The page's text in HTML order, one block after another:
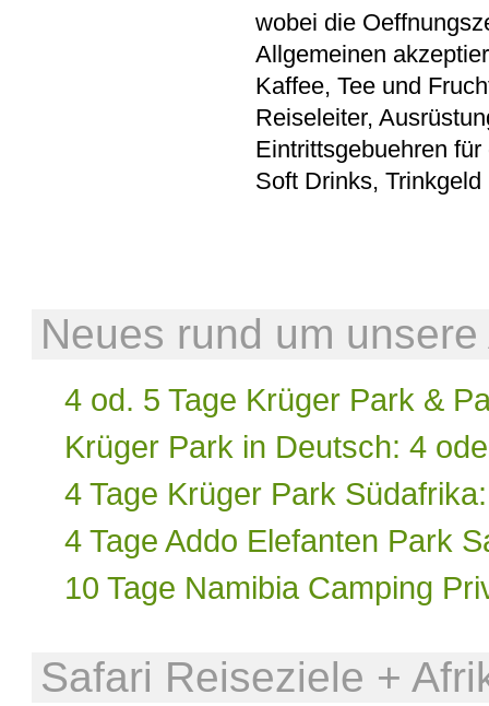
wobei die
Allgemeinen
Kaffee, Tee und
Reiseleiter,
Eintrittsgebuehren
Soft Drinks,
Neues rund um
4 od. 5 Tage Krüger Park &
Krüger Park in Deutsch: 4
4 Tage Krüger Park
4 Tage Addo Elefanten Park
10 Tage Namibia Camping
Safari Reiseziele +